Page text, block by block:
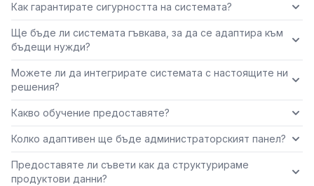
Как гарантирате сигурността на системата?
Ще бъде ли системата гъвкава, за да се адаптира към
бъдещи нужди?
Можете ли да интегрирате системата с настоящите ни
решения?
Какво обучение предоставяте?
Колко адаптивен ще бъде администраторският панел?
Предоставяте ли съвети как да структурираме
продуктови данни?